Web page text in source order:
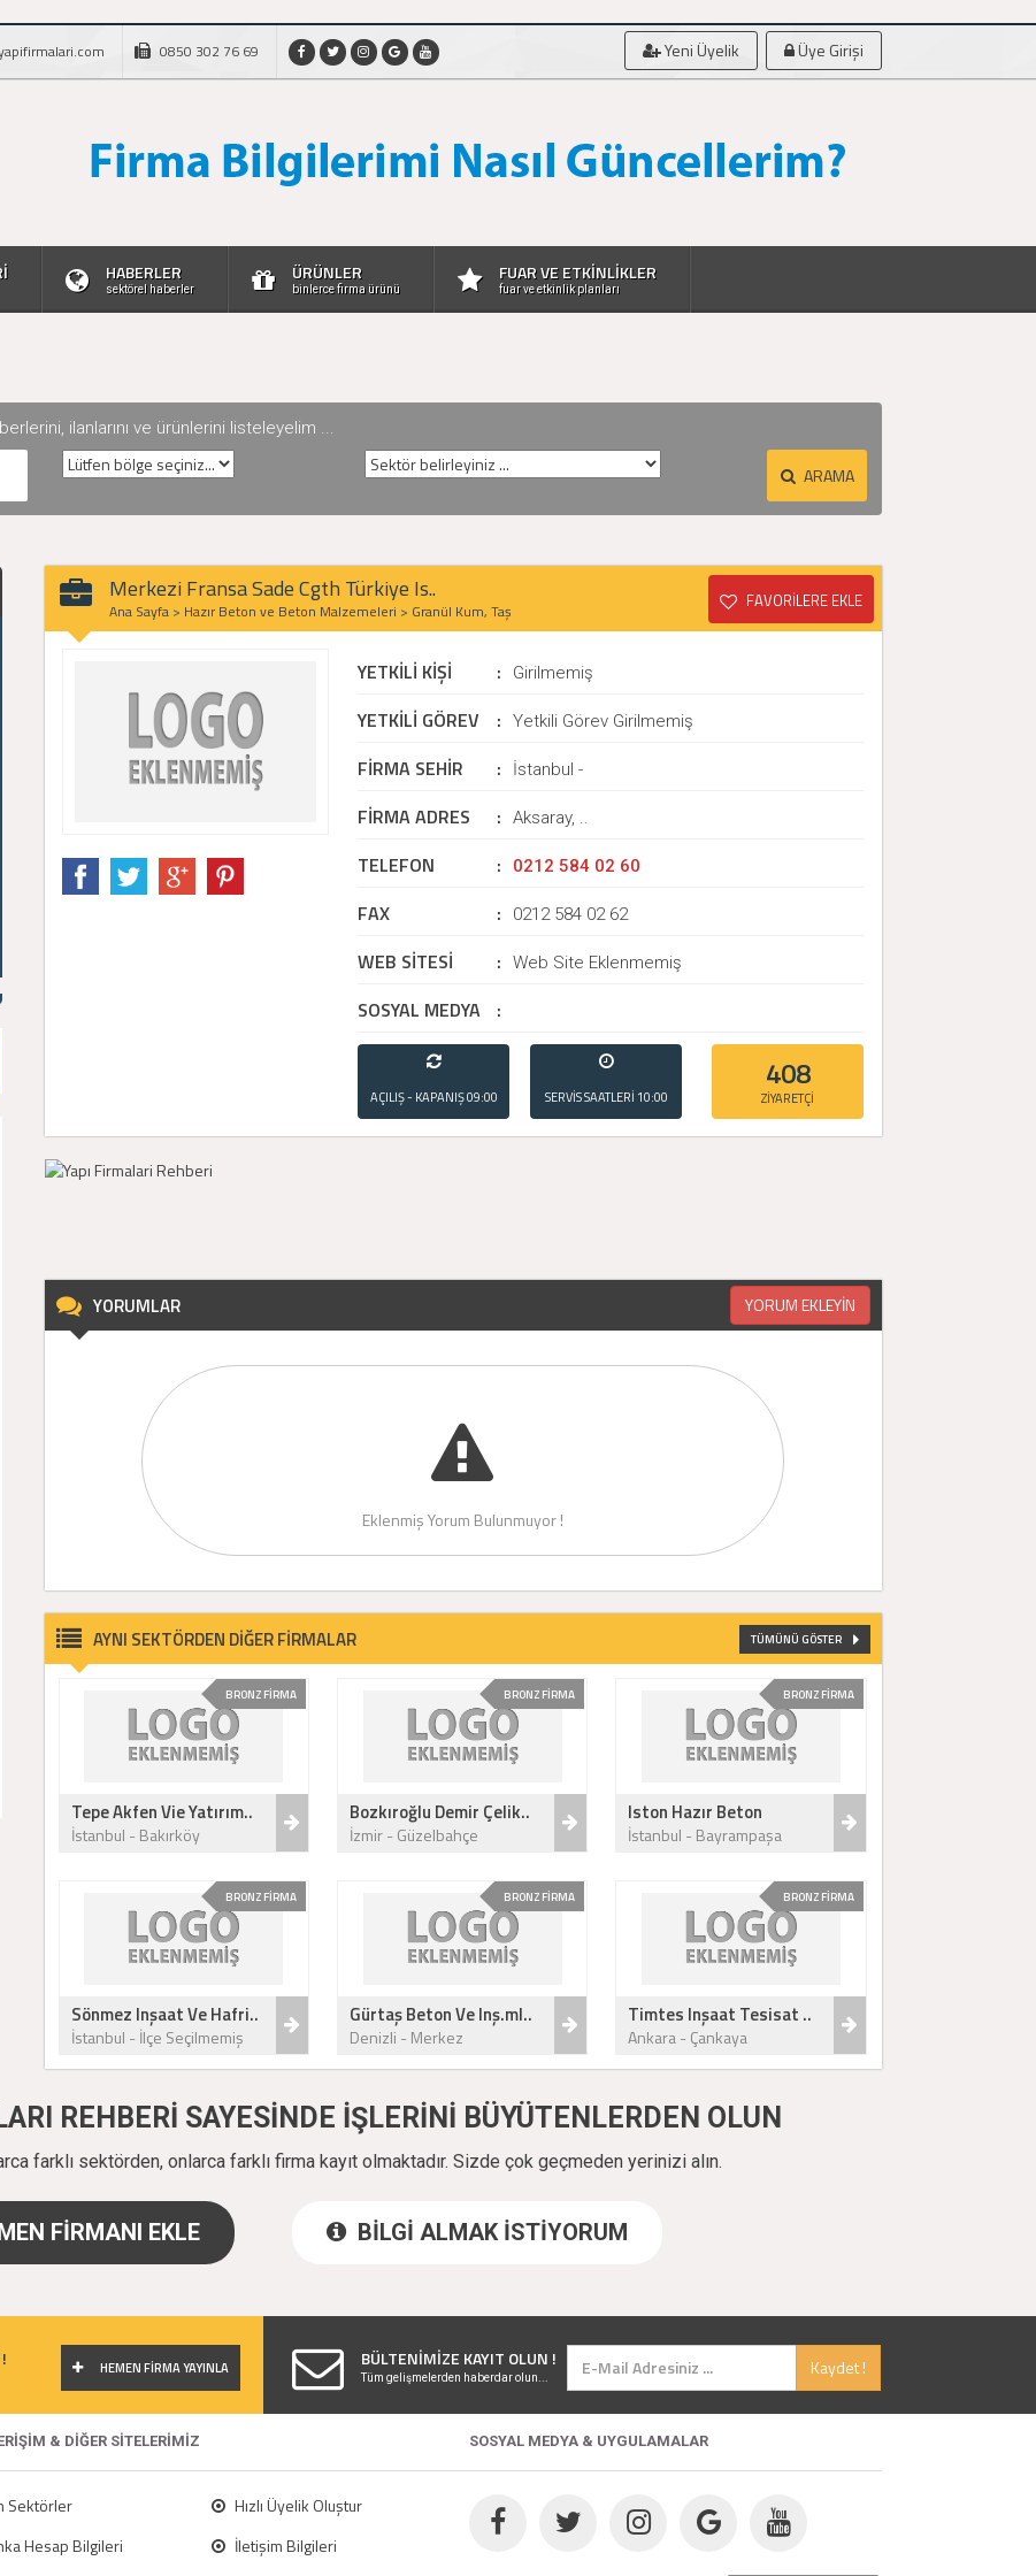
0850 302 76 69 Yeni Üyelik Üye Girişi
HABERLER
sektörel haberler
ÜRÜNLER
binlerce firma ürünü
FUAR VE ETKİNLİKLER
fuar ve etkinlik planları
ilanlarını ve ürünlerini listeleyelim ...
ARAMA
Merkezi Fransa Sade Cgth Türkiye Is..
Ana Sayfa > Hazır Beton ve Beton Malzemeleri > Granül Kum, Taş FAVORİLERE EKLE
YETKİLİ KİŞİ : Girilmemiş
YETKİLİ GÖREV : Yetkili Görev Girilmemiş
FİRMA SEHİR : İstanbul -
FİRMA ADRES : Aksaray, ..
TELEFON : 0212 584 02 60
FAX : 0212 584 02 62
WEB SİTESİ : Web Site Eklenmemiş
SOSYAL MEDYA :
AÇILIŞ - KAPANIŞ09:00
- 21:00
SERVİS SAATLERİ 10:00
- 20:00
408
ZİYARETÇİ
YORUMLAR YORUM EKLEYİN
Eklenmiş Yorum Bulunmuyor !
AYNI SEKTÖRDEN DİĞER FİRMALAR TÜMÜNÜ GÖSTER
BRONZ FİRMA
Tepe Akfen Vie Yatırım..
İstanbul - Bakırköy
BRONZ FİRMA
Bozkıroğlu Demir Çelik..
İzmir - Güzelbahçe
BRONZ FİRMA
Iston Hazır Beton
İstanbul - Bayrampaşa
BRONZ FİRMA
Sönmez Inşaat Ve Hafri..
İstanbul - İlçe Seçilmemiş
BRONZ FİRMA
Gürtaş Beton Ve Inş.ml..
Denizli - Merkez
BRONZ FİRMA
Timtes Inşaat Tesisat ..
Ankara - Çankaya
REHBERİ SAYESİNDE İŞLERİNİ BÜYÜTENLERDEN OLUN
farklı sektörden, onlarca farklı firma kayıt olmaktadır. Sizde çok geçmeden yerinizi alın.
FİRMANI EKLE BİLGİ ALMAK İSTİYORUM
HEMEN FİRMA YAYINLA BÜLTENİMİZE KAYIT OLUN ! Kaydet !
Tüm gelişmelerden haberdar olun...
& DİĞER SİTELERİMİZ SOSYAL MEDYA & UYGULAMALAR
Sektörler
Hızlı Üyelik Oluştur
Hesap Bilgileri
İletişim Bilgileri